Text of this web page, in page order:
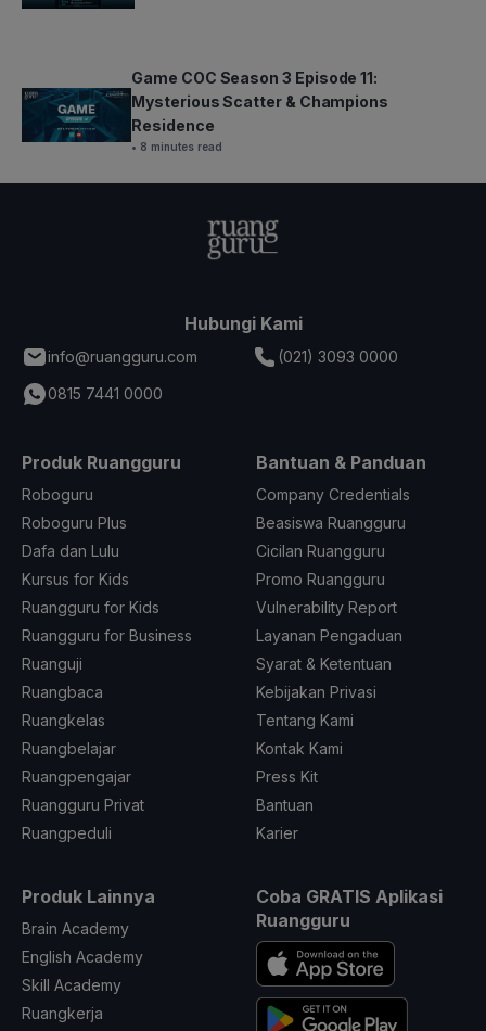
Game COC Season 3 Episode 11:
Mysterious Scatter & Champions
Residence
• 8 minutes read
Hubungi Kami
info@ruangguru.com
(021) 3093 0000
0815 7441 0000
Produk Ruangguru
Roboguru
Roboguru Plus
Dafa dan Lulu
Kursus for Kids
Ruangguru for Kids
Ruangguru for Business
Ruanguji
Ruangbaca
Ruangkelas
Ruangbelajar
Ruangpengajar
Ruangguru Privat
Ruangpeduli
Bantuan & Panduan
Company Credentials
Beasiswa Ruangguru
Cicilan Ruangguru
Promo Ruangguru
Vulnerability Report
Layanan Pengaduan
Syarat & Ketentuan
Kebijakan Privasi
Tentang Kami
Kontak Kami
Press Kit
Bantuan
Karier
Produk Lainnya
Brain Academy
English Academy
Skill Academy
Ruangkerja
Coba GRATIS Aplikasi
Ruangguru